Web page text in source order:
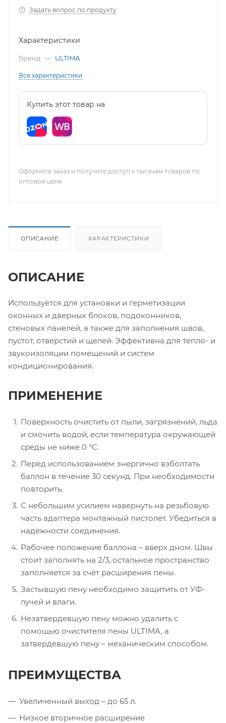
Задать вопрос по продукту
Характеристики
Бренд — ULTIMA
Все характеристики
Купить этот товар на
Оформите заказ и получите доступ к тысячам товаров по
оптовой цене
ОПИСАНИЕ ХАРАКТЕРИСТИКИ
ОПИСАНИЕ
Используется для установки и герметизации
оконных и дверных блоков, подоконников,
стеновых панелей, а также для заполнения швов,
пустот, отверстий и щелей. Эффективна для тепло- и
звукоизоляции помещений и систем
кондиционирования.
ПРИМЕНЕНИЕ
Поверхность очистить от пыли, загрязнений, льда
и смочить водой, если температура окружающей
среды не ниже 0 °С.
Перед использованием энергично взболтать
баллон в течение 30 секунд. При необходимости
повторить.
С небольшим усилием навернуть на резьбовую
часть адаптера монтажный пистолет. Убедиться в
надёжности соединения.
Рабочее положение баллона – вверх дном. Швы
стоит заполнять на 2/3, остальное пространство
заполняется за счёт расширения пены.
Застывшую пену необходимо защитить от УФ-
лучей и влаги.
Незатвердевшую пену можно удалить с
помощью очистителя пены ULTIMA, а
затвердевшую пену – механическим способом.
ПРЕИМУЩЕСТВА
Увеличенный выход – до 65 л.
Низкое вторичное расширение